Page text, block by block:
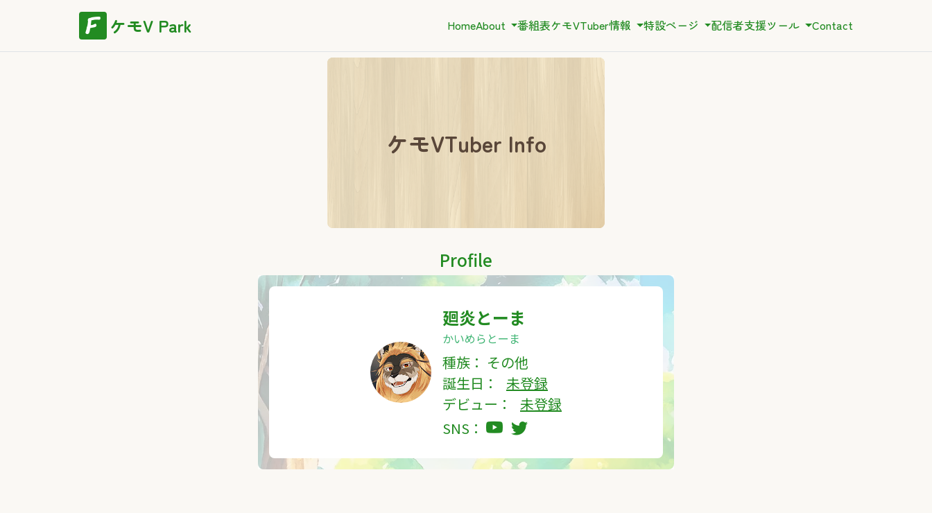
ケモV Park HomeAbout 番組表ケモVTuber情報 特設ページ 配信者支援ツール Contact
ケモVTuber Info
Profile
廻炎とーま
かいめらとーま
種族： その他
誕生日：
未登録
デビュー：
未登録
SNS：